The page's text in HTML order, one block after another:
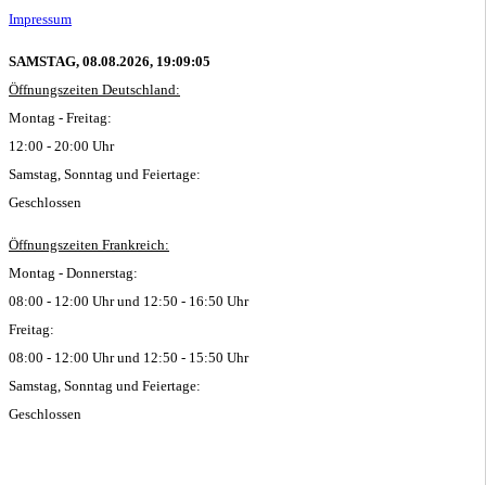
Impressum
SAMSTAG, 08.08.2026, 19:09:05
Öffnungszeiten Deutschland:
Montag - Freitag:
12:00 - 20:00 Uhr
Samstag, Sonntag und Feiertage:
Geschlossen
Öffnungszeiten Frankreich:
Montag - Donnerstag:
08:00 - 12:00 Uhr und 12:50 - 16:50 Uhr
Freitag:
08:00 - 12:00 Uhr und 12:50 - 15:50 Uhr
Samstag, Sonntag und Feiertage:
Geschlossen